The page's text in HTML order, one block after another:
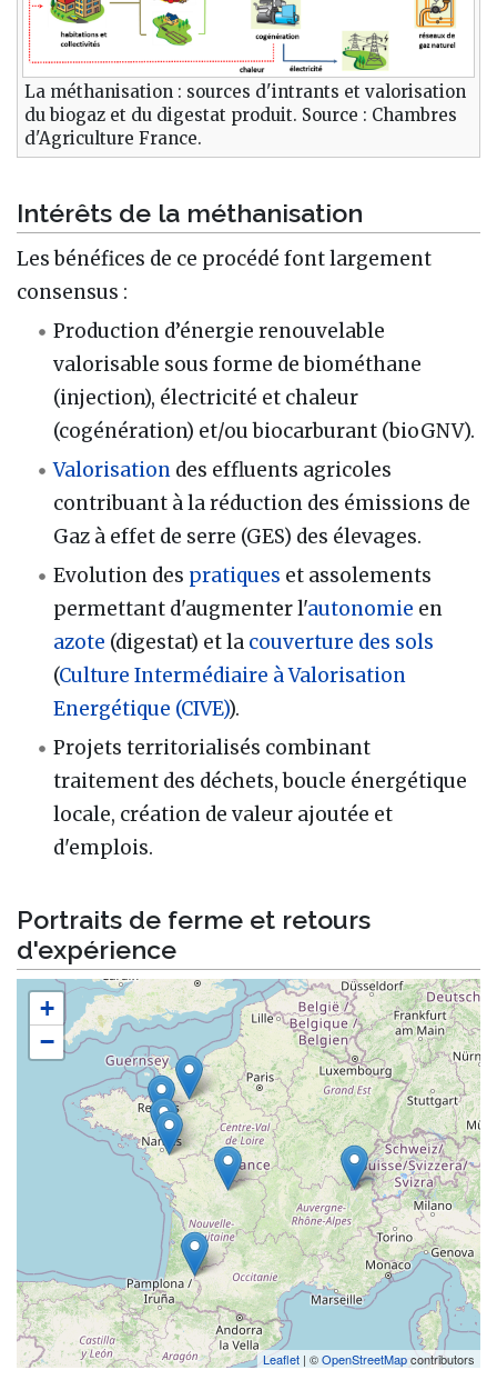
La méthanisation : sources d'intrants et valorisation
du biogaz et du digestat produit. Source : Chambres
d'Agriculture France.
Intérêts de la méthanisation
Les bénéfices de ce procédé font largement
consensus :
Production d’énergie renouvelable
valorisable sous forme de biométhane
(injection), électricité et chaleur
(cogénération) et/ou biocarburant (bioGNV).
Valorisation des effluents agricoles
contribuant à la réduction des émissions de
Gaz à effet de serre (GES) des élevages.
Evolution des pratiques et assolements
permettant d'augmenter l'autonomie en
azote (digestat) et la couverture des sols
(Culture Intermédiaire à Valorisation
Energétique (CIVE)).
Projets territorialisés combinant
traitement des déchets, boucle énergétique
locale, création de valeur ajoutée et
d'emplois.
Portraits de ferme et retours
d'expérience
+
−
Leaflet | ©OpenStreetMapcontributors